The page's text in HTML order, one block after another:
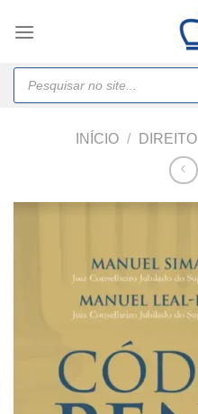
Products
search
INÍCIO / DIREITO